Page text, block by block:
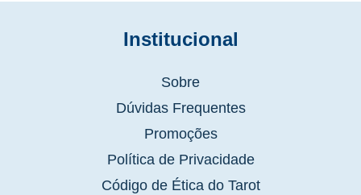
Institucional
Sobre
Dúvidas Frequentes
Promoções
Política de Privacidade
Código de Ética do Tarot